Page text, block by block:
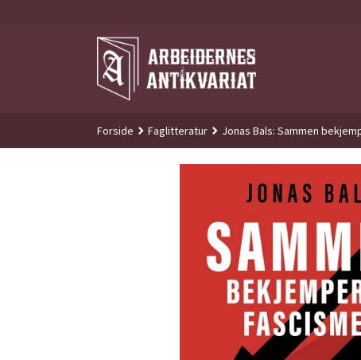
Forside Faglitteratur Jonas Bals: Sammen